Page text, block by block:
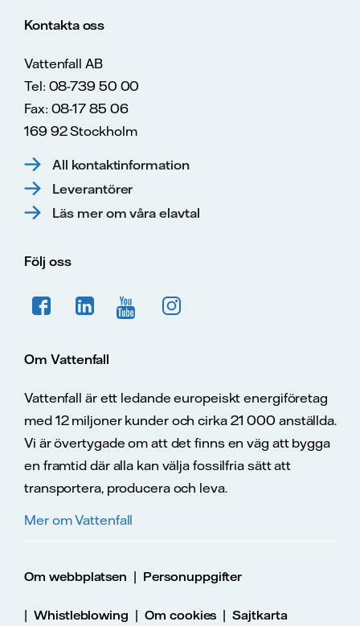
Kontakta oss
Vattenfall AB
Tel: 08-739 50 00
Fax: 08-17 85 06
169 92 Stockholm
All kontaktinformation
Leverantörer
Läs mer om våra elavtal
Följ oss
Om Vattenfall
Vattenfall är ett ledande europeiskt energiföretag
med 12 miljoner kunder och cirka 21 000 anställda.
Vi är övertygade om att det finns en väg att bygga
en framtid där alla kan välja fossilfria sätt att
transportera, producera och leva.
Mer om Vattenfall
Om webbplatsen | Personuppgifter
| Whistleblowing | Om cookies |Sajtkarta